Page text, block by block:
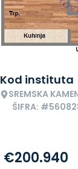
Kod instituta
SREMSKA
ŠIFRA:
€200.940